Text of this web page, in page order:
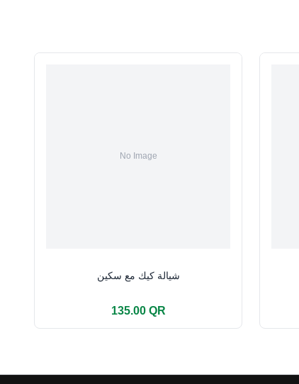
شيالة كيك مع سكين
135.00 QR